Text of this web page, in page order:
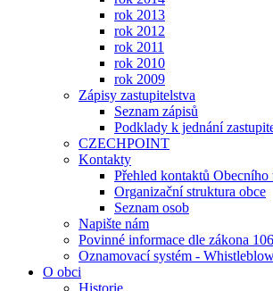
rok 2013
rok 2012
rok 2011
rok 2010
rok 2009
Zápisy zastupitelstva
Seznam zápisů
Podklady k jednání
CZECHPOINT
Kontakty
Přehled kontaktů Obecního
Organizační struktura obce
Seznam osob
Napište nám
Povinné informace dle zákona
Oznamovací systém -
O obci
Historie